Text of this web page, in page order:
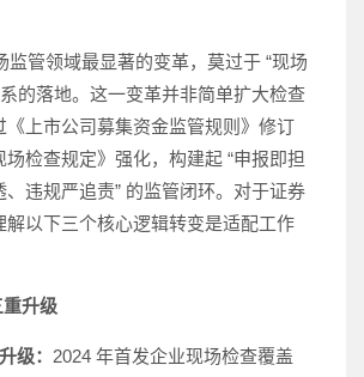
监管领域最显著的变革，莫过于 “现场
的落地。这一变革并非简单扩大检查
《上市公司募集资金监管规则》修订
检查规定》强化，构建起 “申报即担
违规严追责” 的监管闭环。对于证券
解以下三个核心逻辑转变是适配工作
升级
级： 2024 年首发企业现场检查覆盖